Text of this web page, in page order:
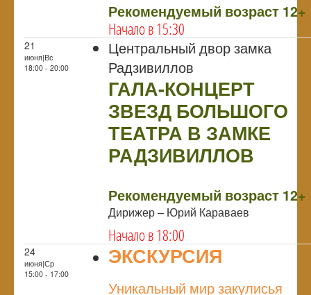
Рекомендуемый возраст 12+
Начало в 15:30
21
июня|Вс
18:00 - 20:00
Центральный двор замка
Радзивиллов
ГАЛА-КОНЦЕРТ
ЗВЕЗД БОЛЬШОГО
ТЕАТРА В ЗАМКЕ
РАДЗИВИЛЛОВ
Рекомендуемый возраст 12+
Дирижер – Юрий Караваев
Начало в 18:00
24
июня|Ср
15:00 - 17:00
ЭКСКУРСИЯ
Уникальный мир закулисья